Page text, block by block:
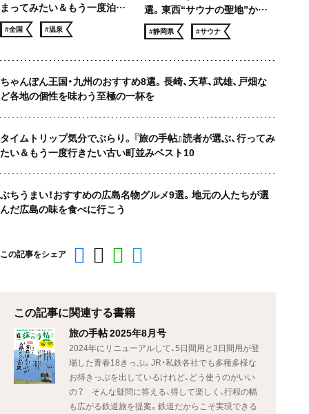
まってみたい＆もう一度泊ま
りたい 温泉宿ベスト10
#全国 #温泉
選。東西“サウナの聖地”から
サウナー憧れのロケ地まで、冬
でも滝汗！
#静岡県 #サウナ
ちゃんぽん王国・九州のおすすめ8選。長崎、天草、武雄、戸畑な
ど各地の個性を味わう至極の一杯を
タイムトリップ気分でぶらり。『旅の手帖』読者が選ぶ、行ってみ
たい＆もう一度行きたい古い町並みベスト10
ぶちうまい！おすすめの広島名物グルメ9選。地元の人たちが選
んだ広島の味を食べに行こう
この記事をシェア
この記事に関連する書籍
旅の手帖 2025年8月号
2024年にリニューアルして、5日間用と3日間用が登
場した青春18きっぷ。JR・私鉄各社でも多種多様な
お得きっぷを出しているけれど、どう使うのがいい
の？ そんな疑問に答える、得して楽しく、行程の幅
も広がる鉄道旅を提案。鉄道だからこそ実現できる